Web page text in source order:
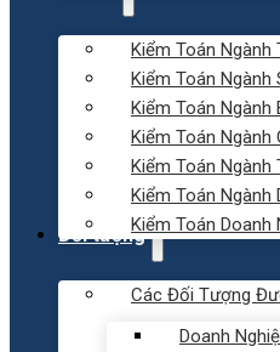
Kiểm Toán Ngành
Kiểm Toán Ngành
Kiểm Toán Ngành
Kiểm Toán Ngành
Kiểm Toán
Kiểm Toán Ngành
Kiểm Toán Doanh
Đối tượng
Các Đối Tượng
Doanh